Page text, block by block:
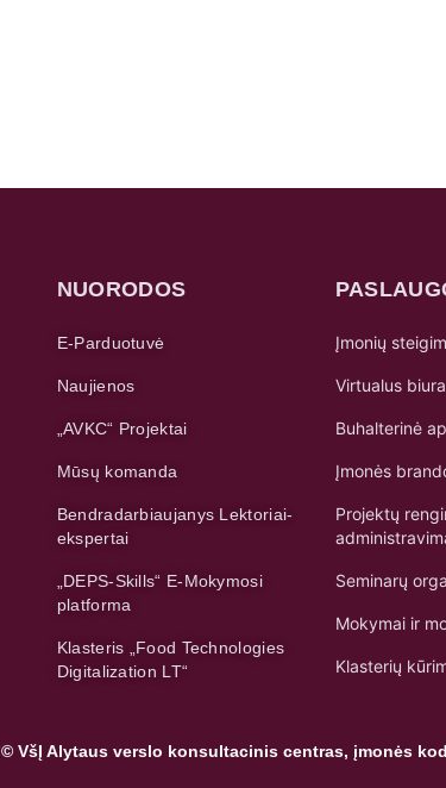
NUORODOS
E-Parduotuvė
Naujienos
„AVKC“ Projektai
Mūsų komanda
Bendradarbiaujanys Lektoriai-
ekspertai
„DEPS-Skills“ E-Mokymosi
platforma
Klasteris „Food Technologies
Digitalization LT“
Įmonių
Virtualus
Buhalterinė
Įmonės
Projektų
Seminarų
Mokymai ir
Klasterių
© VšĮ Alytaus verslo konsultacinis centras, įmonės